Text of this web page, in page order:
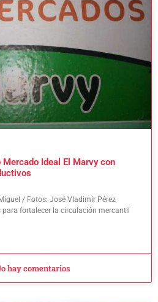
Ideal El Marvy con
/ Fotos: José Vladimir Pérez
fortalecer la circulación mercantil
hay comentarios